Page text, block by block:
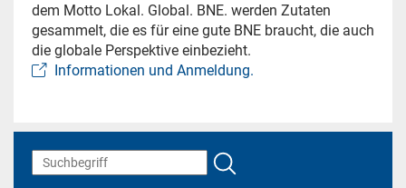
dem Motto Lokal. Global. BNE. werden Zutaten
gesammelt, die es für eine gute BNE braucht, die auch
die globale Perspektive einbezieht.
Informationen und Anmeldung.